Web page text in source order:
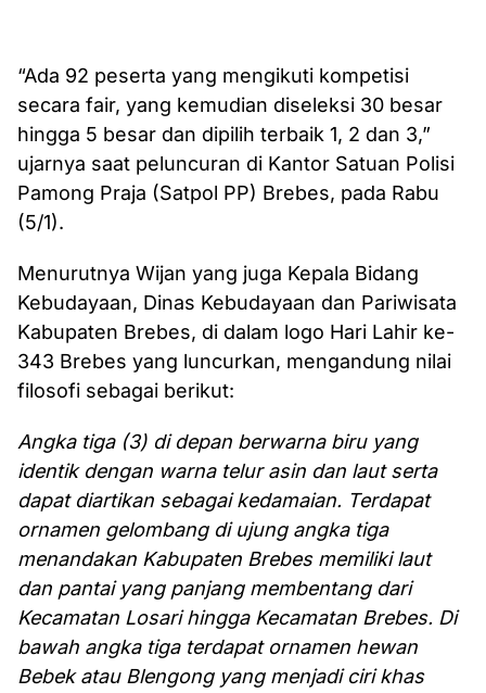
“Ada 92 peserta yang mengikuti kompetisi
secara fair, yang kemudian diseleksi 30 besar
hingga 5 besar dan dipilih terbaik 1, 2 dan 3,”
ujarnya saat peluncuran di Kantor Satuan Polisi
Pamong Praja (Satpol PP) Brebes, pada Rabu
(5/1).
Menurutnya Wijan yang juga Kepala Bidang
Kebudayaan, Dinas Kebudayaan dan Pariwisata
Kabupaten Brebes, di dalam logo Hari Lahir ke-
343 Brebes yang luncurkan, mengandung nilai
filosofi sebagai berikut:
Angka tiga (3) di depan berwarna biru yang
identik dengan warna telur asin dan laut serta
dapat diartikan sebagai kedamaian. Terdapat
ornamen gelombang di ujung angka tiga
menandakan Kabupaten Brebes memiliki laut
dan pantai yang panjang membentang dari
Kecamatan Losari hingga Kecamatan Brebes. Di
bawah angka tiga terdapat ornamen hewan
Bebek atau Blengong yang menjadi ciri khas